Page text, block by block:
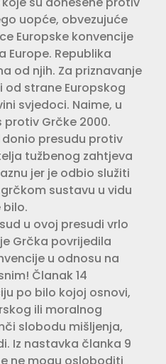
uopće, obvezujuće
Europske konvencije
Europe. Republika
od njih. Za priznavanje
od strane Europskog
svjedoci. Naime, u
Grčke 2000.
donio presudu protiv
tužbenog zahtjeva
jer je odbio služiti
sustavu u vidu
bilo.
u ovoj presudi vrlo
Grčka povrijedila
u odnosu na
Članak 14
po bilo kojoj osnovi,
ili moralnog
slobodu mišljenja,
Iz nastavka članka 9